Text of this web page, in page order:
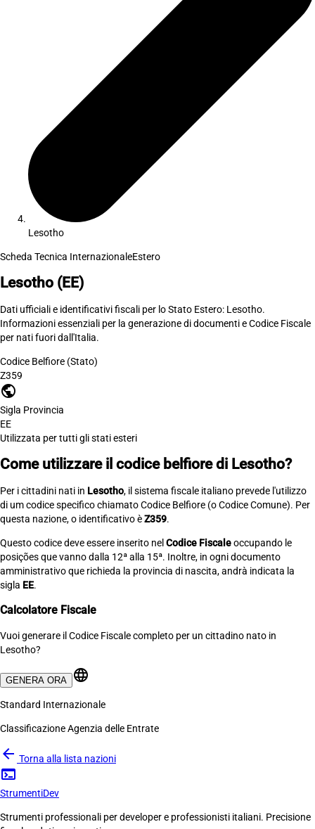
Lesotho
Scheda Tecnica InternazionaleEstero
Lesotho (EE)
Dati ufficiali e identificativi fiscali per lo Stato Estero: Lesotho.
Informazioni essenziali per la generazione di documenti e Codice Fiscale
per nati fuori dall'Italia.
Codice Belfiore (Stato)
Z359
public
Sigla Provincia
EE
Utilizzata per tutti gli stati esteri
Come utilizzare il codice belfiore di Lesotho?
Per i cittadini nati in Lesotho, il sistema fiscale italiano prevede l'utilizzo
di um codice specifico chiamato Codice Belfiore (o Codice Comune). Per
questa nazione, o identificativo èZ359.
Questo codice deve essere inserito nel Codice Fiscaleoccupando le
posições que vanno dalla 12ª alla 15ª. Inoltre, in ogni documento
amministrativo que richieda la provincia di nascita, andrà indicata la
sigla EE.
Calcolatore Fiscale
Vuoi generare il Codice Fiscale completo per un cittadino nato in
Lesotho?
GENERA ORA language
Standard Internazionale
Classificazione Agenzia delle Entrate
arrow_back Torna alla lista nazioni
terminal
StrumentiDev
Strumenti professionali per developer e professionisti italiani. Precisione